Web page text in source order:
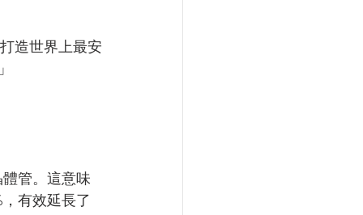
造世界上最安
管。這意味
有效延長了